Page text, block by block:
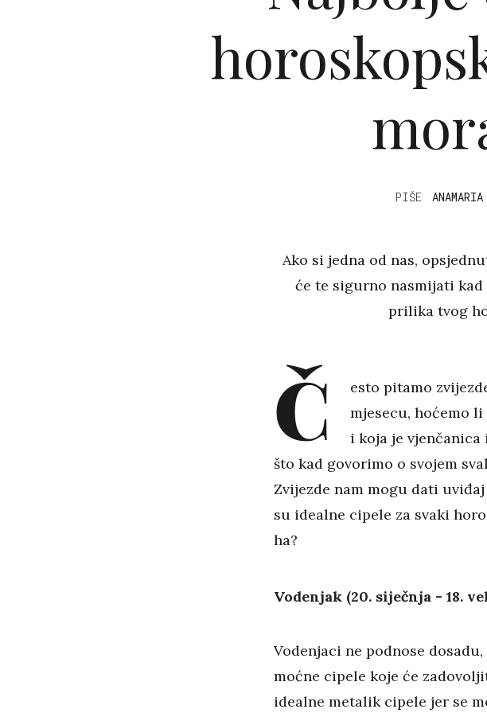
PIŠE
Ako si jedna od nas,
će te sigurno nasmijati
prilika tvog
Č
esto pitamo
mjesecu, hoćemo
i koja je vjenčanica
što kad govorimo o svojem
Zvijezde nam mogu dati
su idealne cipele za svaki
ha?
Vodenjak (20. siječnja - 18.
Vodenjaci ne podnose
moćne cipele koje će
idealne metalik cipele jer se